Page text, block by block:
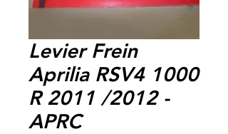
Levier Frein
Aprilia RSV4 1000
R 2011 /2012 -
APRC